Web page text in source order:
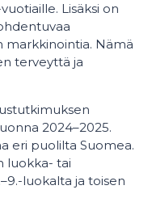
Lisäksi on
Nämä
terveyttä ja
2024–2025.
eri puolilta Suomea.
luokka- tai
luokalta ja toisen